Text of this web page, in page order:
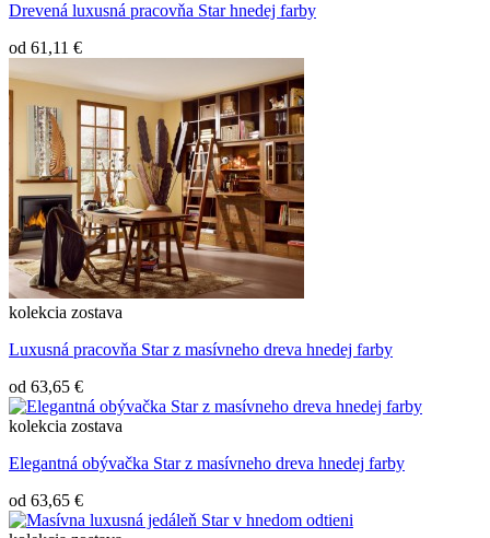
Drevená luxusná pracovňa Star hnedej farby
od 61,11 €
kolekcia zostava
Luxusná pracovňa Star z masívneho dreva hnedej farby
od 63,65 €
kolekcia zostava
Elegantná obývačka Star z masívneho dreva hnedej farby
od 63,65 €